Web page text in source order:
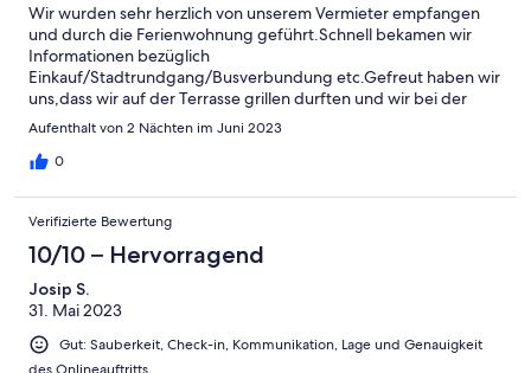
Wir wurden sehr herzlich von unserem Vermieter empfangen
und durch die Ferienwohnung geführt.Schnell bekamen wir
Informationen bezüglich
Einkauf/Stadtrundgang/Busverbundung etc.Gefreut haben wir
uns,dass wir auf der Terrasse grillen durften und wir bei der
Abreise den Geschirrspüler nur anmachen brauchten. Alles
Aufenthalt von 2 Nächten im Juni 2023
0
Verifizierte Bewertung
10/10 – Hervorragend
Josip S.
31. Mai 2023
Gut: Sauberkeit, Check-in, Kommunikation, Lage und Genauigkeit